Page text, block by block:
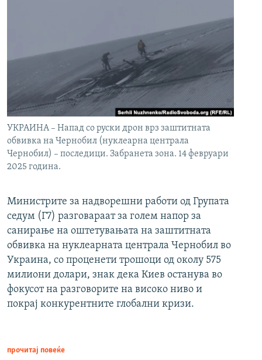
УКРАИНА – Напад со руски дрон врз заштитната
обвивка на Чернобил (нуклеарна централа
Чернобил) – последици. Забранета зона. 14 февруари
2025 година.
Министрите за надворешни работи од Групата
седум (Г7) разговараат за голем напор за
санирање на оштетувањата на заштитната
обвивка на нуклеарната централа Чернобил во
Украина, со проценети трошоци од околу 575
милиони долари, знак дека Киев останува во
фокусот на разговорите на високо ниво и
покрај конкурентните глобални кризи.
прочитај повеќе